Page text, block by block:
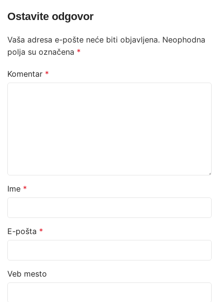
Ostavite odgovor
Vaša adresa e-pošte neće biti objavljena. Neophodna
polja su označena *
Komentar *
Ime *
E-pošta *
Veb mesto